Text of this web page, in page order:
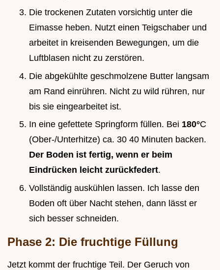
Die trockenen Zutaten vorsichtig unter die
Eimasse heben. Nutzt einen Teigschaber und
arbeitet in kreisenden Bewegungen, um die
Luftblasen nicht zu zerstören.
Die abgekühlte geschmolzene Butter langsam
am Rand einrühren. Nicht zu wild rühren, nur
bis sie eingearbeitet ist.
In eine gefettete Springform füllen. Bei 180°C
(Ober-/Unterhitze) ca. 30 40 Minuten backen.
Der Boden ist fertig, wenn er beim
Eindrücken leicht zurückfedert.
Vollständig auskühlen lassen. Ich lasse den
Boden oft über Nacht stehen, dann lässt er
sich besser schneiden.
Phase 2: Die fruchtige Füllung
Jetzt kommt der fruchtige Teil. Der Geruch von